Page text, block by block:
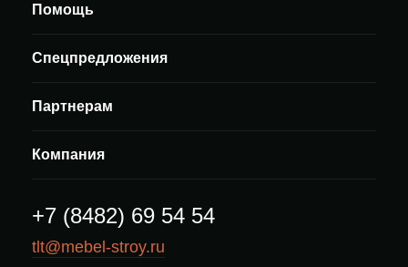
Помощь
Спецпредложения
Партнерам
Компания
+7 (8482) 69 54 54
tlt@mebel-stroy.ru